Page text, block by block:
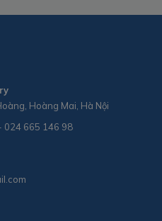
Hoàng Mai, Hà Nội
024 665 146 98